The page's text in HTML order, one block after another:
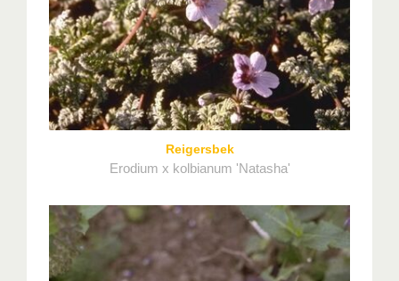
Reigersbek
Erodium x kolbianum 'Natasha'